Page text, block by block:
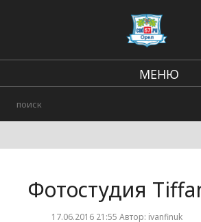
МЕНЮ
Происшествия
Фотостудия
17.06.2016 21:55 Автор: ivanfinuk